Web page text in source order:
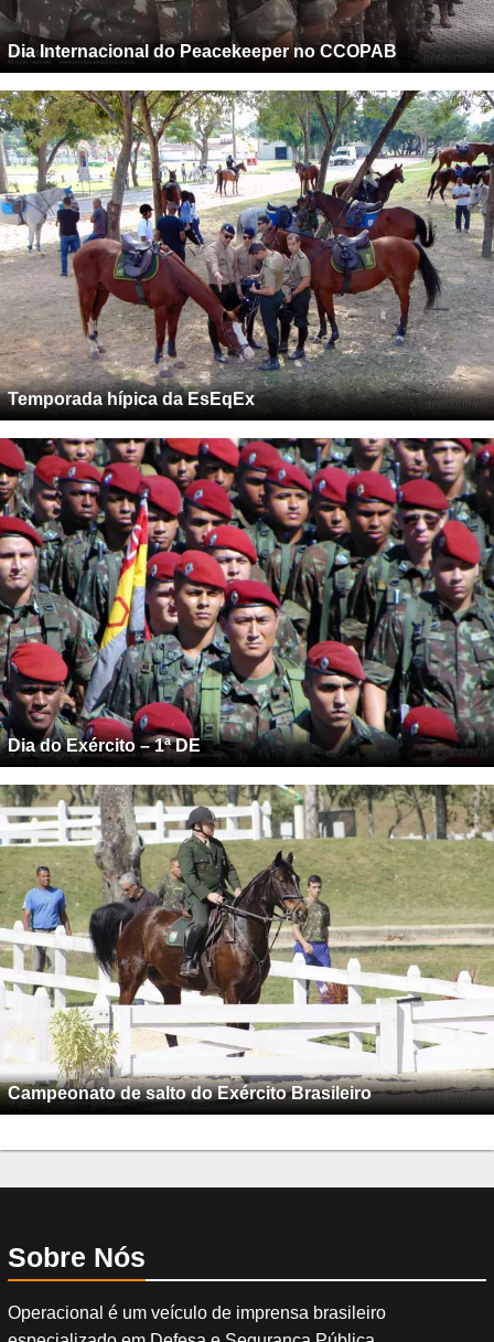
Dia Internacional do Peacekeeper no CCOPAB
Temporada hípica da EsEqEx
Dia do Exército – 1ª DE
Campeonato de salto do Exército Brasileiro
Sobre Nós
Operacional é um veículo de imprensa brasileiro